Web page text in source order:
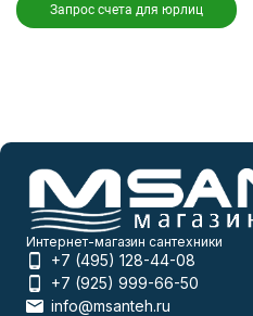
Запрос счета для юрлиц
Интернет-магазин сантехники
+7 (495) 128-44-08
+7 (925) 999-66-50
info@msanteh.ru